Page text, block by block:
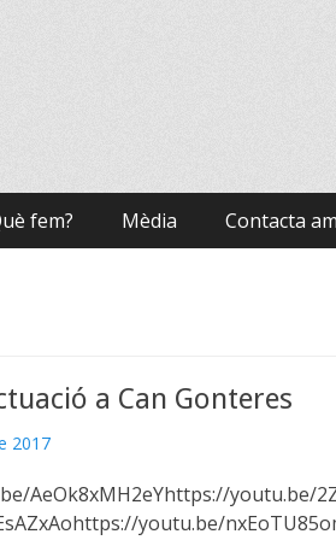
fem? Mèdia Contacta
a Can Gonteres
2017
AeOk8xMH2eYhttps://youtu.be/
youtu.be/